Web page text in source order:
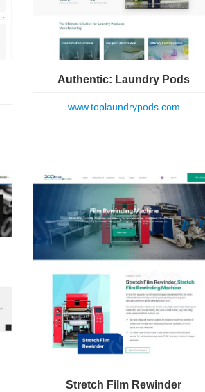
Authentic: Laundry Pods
www.toplaundrypods.com
Stretch Film Rewinder